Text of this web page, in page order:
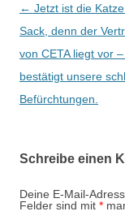
B
e
i
t
r
s
-
N
← Jetzt ist die
Sack, denn der
von CETA liegt vor
bestätigt unsere
Befürchtungen.
Schreibe einen
Deine E-Mail-
Felder sind mit *